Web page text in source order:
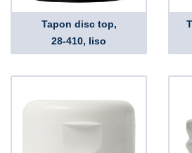
Tapon disc top,
28-410, liso